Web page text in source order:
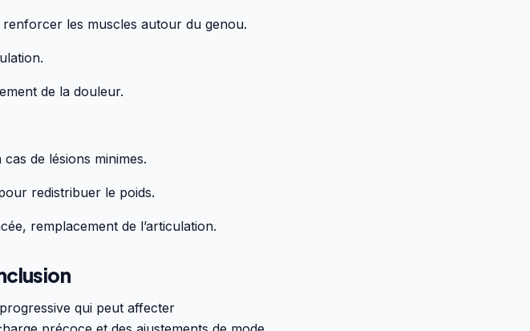
les muscles autour du genou.
de la douleur.
de lésions minimes.
redistribuer le poids.
remplacement de l’articulation.
qui peut affecter